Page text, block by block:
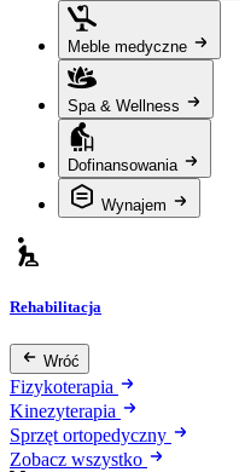
Meble medyczne
Spa & Wellness
Dofinansowania
Wynajem
Rehabilitacja
Wróć
Fizykoterapia
Kinezyterapia
Sprzęt ortopedyczny
Zobacz wszystko